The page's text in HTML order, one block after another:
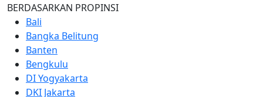
BERDASARKAN PROPINSI
Bali
Bangka Belitung
Banten
Bengkulu
DI Yogyakarta
DKI Jakarta